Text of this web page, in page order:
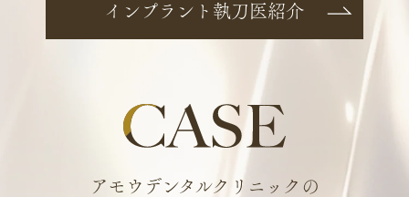
インプラント執刀医紹介
アモウデンタルクリニックの